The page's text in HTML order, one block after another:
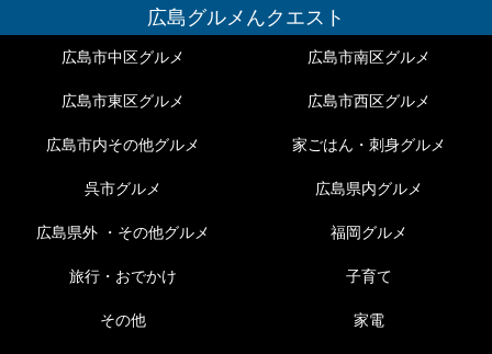
広島グルメんクエスト
広島市中区グルメ 広島市南区グルメ
広島市東区グルメ 広島市西区グルメ
広島市内その他グルメ 家ごはん・刺身グルメ
呉市グルメ 広島県内グルメ
広島県外 ・その他グルメ 福岡グルメ
旅行・おでかけ 子育て
その他 家電